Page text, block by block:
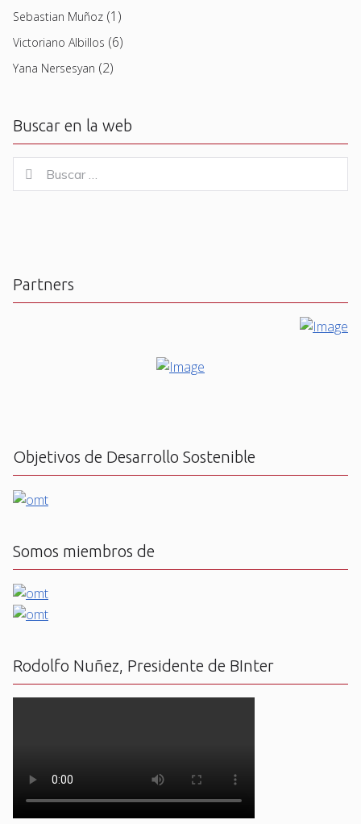
Sebastian Muñoz (1)
Victoriano Albillos (6)
Yana Nersesyan (2)
Buscar en la web
for:
Buscar
Partners
Objetivos de Desarrollo Sostenible
Somos miembros de
Rodolfo Nuñez, Presidente de BInter